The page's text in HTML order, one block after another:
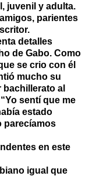
juvenil y adulta.
parientes
detalles
de Gabo. Como
se crio con él
mucho su
al
sentí que me
estado
parecíamos
en este
igual que